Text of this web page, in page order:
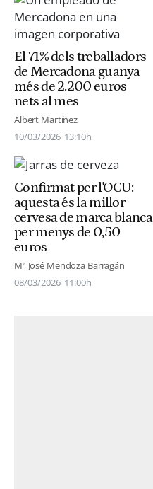
El 71% dels treballadors
de Mercadona guanya
més de 2.200 euros
nets al mes
Albert Martínez
10/03/2026 13:10h
Confirmat per l'OCU:
aquesta és la millor
cervesa de marca blanca
per menys de 0,50
euros
Mª José Mendoza Barragán
08/03/2026 11:00h